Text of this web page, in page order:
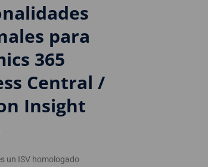
para
365
Central /
Insight
un ISV homologado